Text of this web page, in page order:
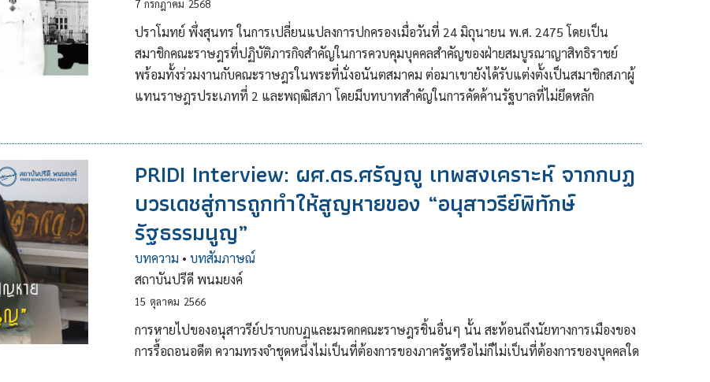
7 กรกฎาคม 2568
ปราโมทย์ พึ่งสุนทร ในการเปลี่ยนแปลงการปกครองเมื่อวันที่ 24 มิถุนายน พ.ศ. 2475 โดยเป็น
สมาชิกคณะราษฎรที่ปฏิบัติภารกิจสำคัญในการควบคุมบุคคลสำคัญของฝ่ายสมบูรณาญาสิทธิราชย์
พร้อมทั้งร่วมงานกับคณะราษฎรในพระที่นั่งอนันตสมาคม ต่อมาเขายังได้รับแต่งตั้งเป็นสมาชิกสภาผู้
แทนราษฎรประเภทที่ 2 และพฤฒิสภา โดยมีบทบาทสำคัญในการคัดค้านรัฐบาลที่ไม่ยึดหลัก
PRIDI Interview: ผศ.ดร.ศรัญญู เทพสงเคราะห์ จากกบฏ
บวรเดชสู่การถูกทำให้สูญหายของ “อนุสาวรีย์พิทักษ์
รัฐธรรมนูญ”
บทความ • บทสัมภาษณ์
สถาบันปรีดี พนมยงค์
15 ตุลาคม 2566
การหายไปของอนุสาวรีย์ปราบกบฏและมรดกคณะราษฎรชิ้นอื่นๆ นั้น สะท้อนถึงนัยทางการเมืองของ
การรื้อถอนอดีต ความทรงจำชุดหนึ่งไม่เป็นที่ต้องการของภาครัฐหรือไม่ก็ไม่เป็นที่ต้องการของบุคคลใด